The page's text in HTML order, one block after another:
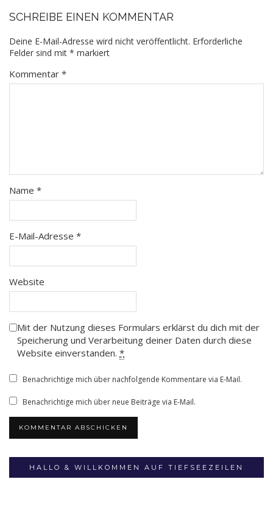
SCHREIBE EINEN KOMMENTAR
Deine E-Mail-Adresse wird nicht veröffentlicht. Erforderliche
Felder sind mit * markiert
Kommentar *
Name *
E-Mail-Adresse *
Website
Mit der Nutzung dieses Formulars erklärst du dich mit der
Speicherung und Verarbeitung deiner Daten durch diese
Website einverstanden. *
Benachrichtige mich über nachfolgende Kommentare via E-Mail.
Benachrichtige mich über neue Beiträge via E-Mail.
HALLO & WILLKOMMEN AUF TIEFSEEZEILEN